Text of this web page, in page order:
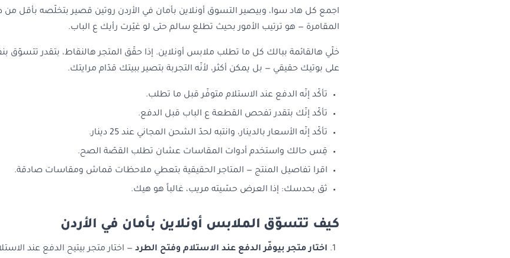
اجمع كل هاد سوا، وبيصير التسوق أونلاين بأمان في الأردن روتين قصير بتخلّصه بأقل
المقامرة — هو ترتيب الأمور بحيث تطلع سالم حتى لو غيّرت رأيك ع الباب.
خلّي هالقائمة ببالك كل ما تطلب ملابس أونلاين. إذا حقّق المتجر هالنقاط، بتقدر تتسوّق
على بوتيك حقيقي — بل يمكن أكثر، لأنّه التجربة بتصير ببيتك قدّام مرايتك.
تأكّد إنّه الدفع عند الاستلام متوفّر قبل ما تطلب.
تأكّد إنّك بتقدر تفحص القطعة ع الباب قبل الدفع.
تأكّد إنّه الأسعار بالدينار، وانتبه لحدّ الشحن المجاني عند 25 دينار.
قِس حالك واستخدم أدوات المقاسات عشان تطلب القصّة الصح.
اقرا تفاصيل المنتج — المتاجر الحقيقية بتعطي ملاحظات قماش ومقاسات صادقة.
ثق بحدسك: إذا العرض حسّيته مريب، غالباً هو هيك.
كيف تتسوّق الملابس أونلاين بأمان في الأردن
اختار متجر بيوفّر الدفع عند الاستلام وفتح الطرد — اختار متجر بيتيح الدفع عند